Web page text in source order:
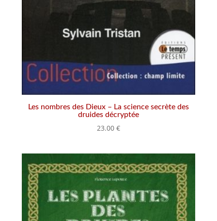
Les nombres des Dieux – La science secrète des
druides décryptée
23.00 €